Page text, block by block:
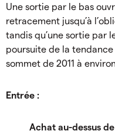
Une sortie par le bas
retracement jusqu’à
tandis qu’une sortie par
poursuite de la tendance
sommet de 2011 à
Entrée :
Achat au-dessus